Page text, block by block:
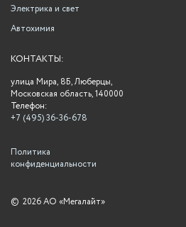
Электрика и свет
Автохимия
КОНТАКТЫ:
улица Мира, 8Б, Люберцы,
Московская область, 140000
Телефон:
+7 (495) 36-36-678
Политика
конфиденциальности
© 2026 АО «Мегалайт»